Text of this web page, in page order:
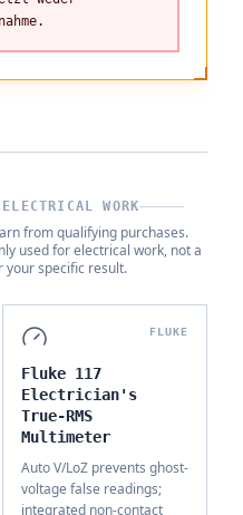
WORK
from qualifying purchases.
used for electrical work, not a
your specific result.
FLUKE
Fluke 117
Electrician's
True-RMS
Multimeter
Auto V/LoZ prevents ghost-
voltage false readings;
integrated non-contact